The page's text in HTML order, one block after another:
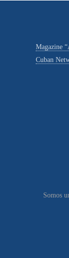
Magazine
Cuban
Somos